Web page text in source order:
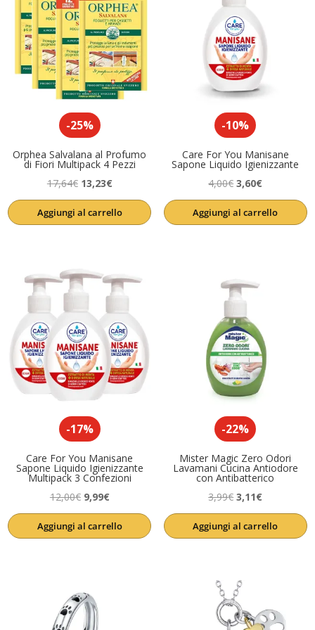
-25%
Orphea Salvalana al Profumo
di Fiori Multipack 4 Pezzi
17,64€ Il
prezzo
originale
13,23€Il
prezzo
attuale
Aggiungi al carrello
-10%
Care For You Manisane
Sapone Liquido Igienizzante
4,00€ Il
prezzo
originale
3,60€Il
prezzo
attuale
Aggiungi al carrello
-17%
Care For You Manisane
Sapone Liquido Igienizzante
Multipack 3 Confezioni
12,00€ Il
prezzo
originale
9,99€Il
prezzo
attuale
Aggiungi al carrello
-22%
Mister Magic Zero Odori
Lavamani Cucina Antiodore
con Antibatterico
3,99€ Il
prezzo
originale
3,11€Il
prezzo
attuale
Aggiungi al carrello